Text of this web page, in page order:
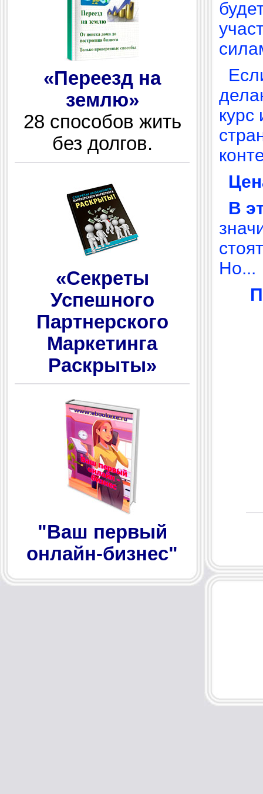
«Переезд на
землю»
28 способов жить
без долгов.
«Секреты
Успешного
Партнерского
Маркетинга
Раскрыты»
"Ваш первый
онлайн-бизнес"
курс
В
Но...